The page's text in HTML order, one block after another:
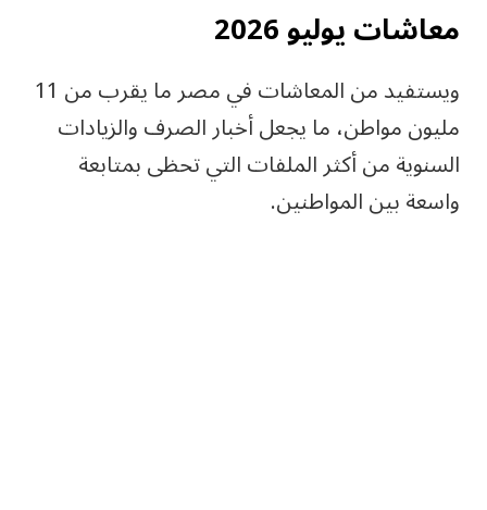
معاشات يوليو 2026
ويستفيد من المعاشات في مصر ما يقرب من 11
مليون مواطن، ما يجعل أخبار الصرف والزيادات
السنوية من أكثر الملفات التي تحظى بمتابعة
واسعة بين المواطنين.